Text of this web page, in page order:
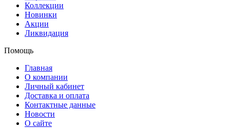
Коллекции
Новинки
Акции
Ликвидация
Помощь
Главная
О компании
Личный кабинет
Доставка и оплата
Контактные данные
Новости
О сайте